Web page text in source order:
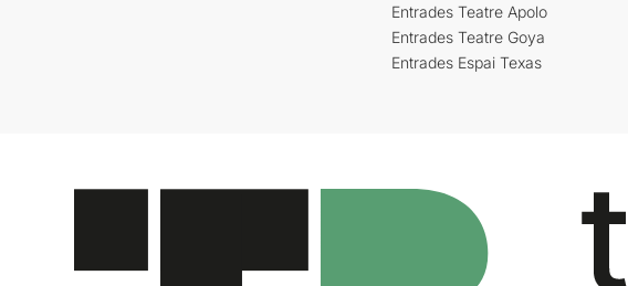
Entrades Teatre Apolo
Entrades Teatre Goya
Entrades Espai Texas